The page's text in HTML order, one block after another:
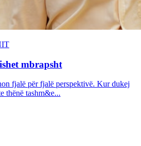
mbrapsht
fjalë për fjalë perspektivë. Kur dukej
thënë tashm&e...